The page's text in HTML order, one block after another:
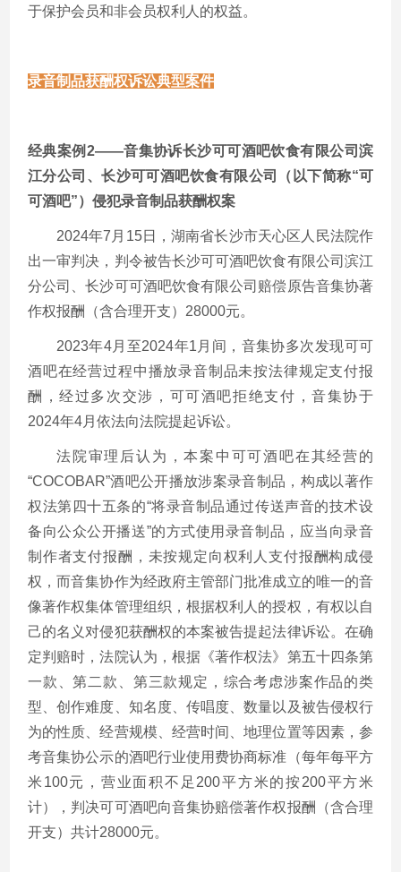
于保护会员和非会员权利人的权益。
录音制品获酬权诉讼典型案件
经典案例2——音集协诉长沙可可酒吧饮食有限公司滨
江分公司、长沙可可酒吧饮食有限公司（以下简称“可
可酒吧”）侵犯录音制品获酬权案
2024年7月15日，湖南省长沙市天心区人民法院作
出一审判决，判令被告长沙可可酒吧饮食有限公司滨江
分公司、长沙可可酒吧饮食有限公司赔偿原告音集协著
作权报酬（含合理开支）28000元。
2023年4月至2024年1月间，音集协多次发现可可
酒吧在经营过程中播放录音制品未按法律规定支付报
酬，经过多次交涉，可可酒吧拒绝支付，音集协于
2024年4月依法向法院提起诉讼。
法院审理后认为，本案中可可酒吧在其经营的
“COCOBAR”酒吧公开播放涉案录音制品，构成以著作
权法第四十五条的“将录音制品通过传送声音的技术设
备向公众公开播送”的方式使用录音制品，应当向录音
制作者支付报酬，未按规定向权利人支付报酬构成侵
权，而音集协作为经政府主管部门批准成立的唯一的音
像著作权集体管理组织，根据权利人的授权，有权以自
己的名义对侵犯获酬权的本案被告提起法律诉讼。在确
定判赔时，法院认为，根据《著作权法》第五十四条第
一款、第二款、第三款规定，综合考虑涉案作品的类
型、创作难度、知名度、传唱度、数量以及被告侵权行
为的性质、经营规模、经营时间、地理位置等因素，参
考音集协公示的酒吧行业使用费协商标准（每年每平方
米100元，营业面积不足200平方米的按200平方米
计），判决可可酒吧向音集协赔偿著作权报酬（含合理
开支）共计28000元。